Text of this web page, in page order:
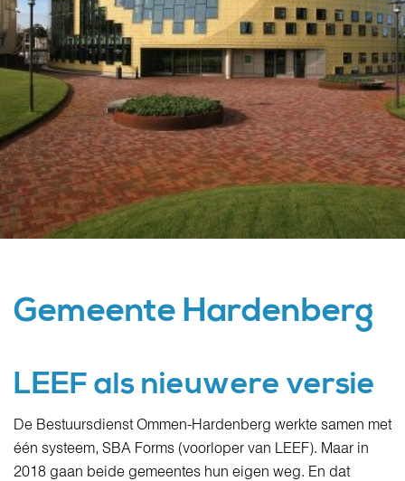
Gemeente Hardenberg
LEEF als nieuwere versie
De Bestuursdienst Ommen-Hardenberg werkte samen met
één systeem, SBA Forms (voorloper van LEEF). Maar in
2018 gaan beide gemeentes hun eigen weg. En dat